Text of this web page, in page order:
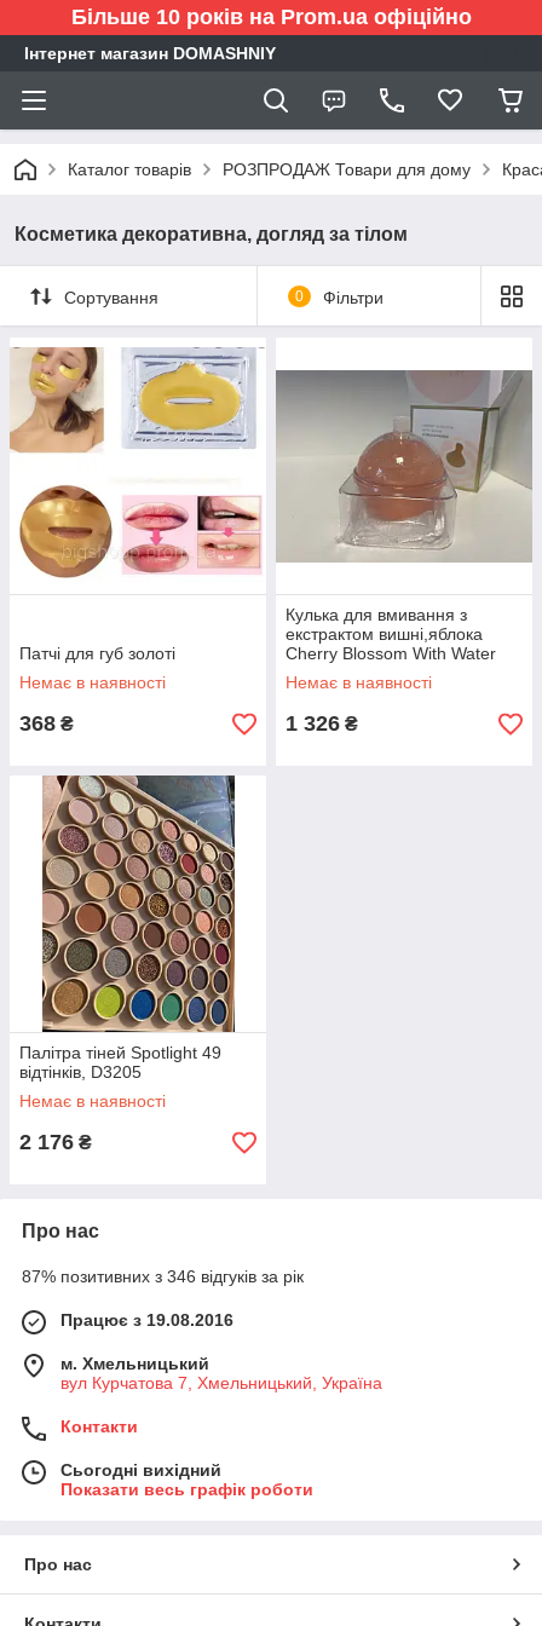
Більше 10 років на Prom.ua офіційно
Інтернет магазин DOMASHNIY
Каталог товарів РОЗПРОДАЖ Товари для дому
Косметика декоративна, догляд за тілом
Сортування 0 Фільтри
Патчі для губ золоті
Немає в наявності
368 ₴
Кулька для вмивання з
екстрактом вишні,яблока
Cherry Blossom With Water
Cleansing Ball 100g
Немає в наявності
1 326 ₴
Палітра тіней Spotlight 49
відтінків, D3205
Немає в наявності
2 176 ₴
Про нас
87% позитивних з 346 відгуків за рік
Працює з 19.08.2016
м. Хмельницький
вул Курчатова 7, Хмельницький, Україна
Контакти
Сьогодні вихідний
Показати весь графік роботи
Про нас